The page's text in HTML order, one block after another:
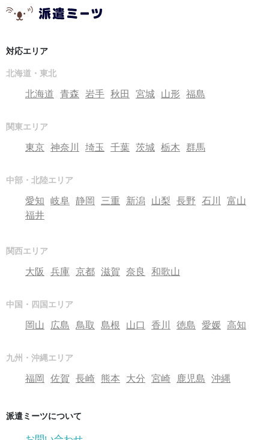
対応エリア
北海道・東北
北海道 青森 岩手 秋田 宮城 山形 福島
関東エリア
東京 神奈川 埼玉 千葉 茨城 栃木 群馬
中部・北陸エリア
愛知 岐阜 静岡 三重 新潟 山梨 長野 石川 富山
福井
関西エリア
大阪 兵庫 京都 滋賀 奈良 和歌山
中国・四国エリア
岡山 広島 鳥取 島根 山口 香川 徳島 愛媛 高知
九州・沖縄エリア
福岡 佐賀 長崎 熊本 大分 宮崎 鹿児島 沖縄
派遣ミーツについて